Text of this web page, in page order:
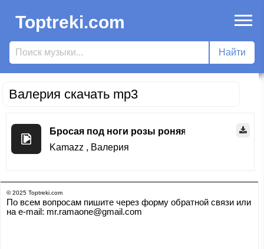
Toptreki.com
Валерия скачать mp3
Бросая под ноги розы роняя чёрные слёзы
Kamazz , Валерия
© 2025 Toptreki.com
По всем вопросам пишите через форму обратной связи или
на e-mail: mr.ramaone@gmail.com